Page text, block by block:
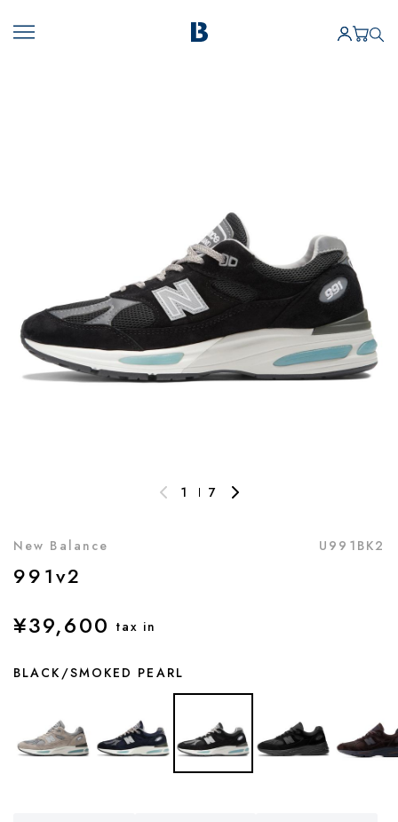
1 7
New Balance U991BK2
991v2
¥39,600 tax in
BLACK/SMOKED PEARL